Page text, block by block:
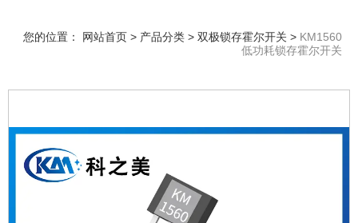
您的位置： 网站首页 > 产品分类 > 双极锁存霍尔开关 > KM1560
低功耗锁存霍尔开关